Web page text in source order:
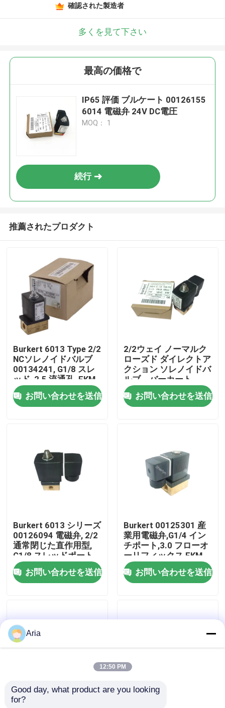
ビデオ
工場ツアー
品質管理
ニュース
引金 を 求め て ください
パネウマティックパイプフィッティング
確認された製造者
多くを見て下さい
最高の価格で
IP65 評価 ブルケート 00126155
6014 電磁弁 24V DC電圧
MOQ： 1
続行
推薦されたプロダクト
Burkert 6013 Type 2/2
NCソレノイドバルブ
00134241, G1/8 スレ
ッド, 2.5 流通孔, FKM
弁,ブラスハウジング,
24V AC,作業圧 0 ~
16bar
お問い合わせを送信
2/2ウェイ ノーマルク
ローズド ダイレクトア
クション ソレノイドバ
ルブ、バーカート
6013 00126092、
G1/8 スレッド、
3.0mm オリフィス、
お問い合わせを送信
Burkert 6013 シリーズ
00126094 電磁弁, 2/2
通常閉じた直作用型,
G1/8 スレッドポート,
3.0mm オリフィス,
FKM シールのブラスボ
ディ, 220VAC 8W, 0-
お問い合わせを送信
Burkert 00125301 産
業用電磁弁,G1/4 イン
チポート,3.0 フローオ
ーリフィックス,FKM
密閉ブラスハウジン
グ,24V DC パワー 8W,0
~ 6bar 低圧アプリケー
お問い合わせを送信
2/2 NC 直作用電磁弁
Aria
12:50 PM
Good day, what product are you looking
for?